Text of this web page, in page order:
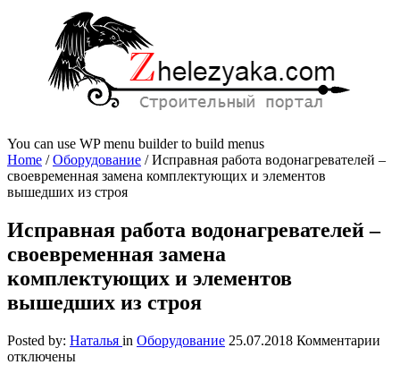
You can use WP menu builder to build menus
Home /Оборудование /Исправная работа водонагревателей –
своевременная замена комплектующих и элементов
вышедших из строя
Исправная работа водонагревателей –
своевременная замена
комплектующих и элементов
вышедших из строя
Posted by: Наталья in Оборудование 25.07.2018 Комментарии
отключены